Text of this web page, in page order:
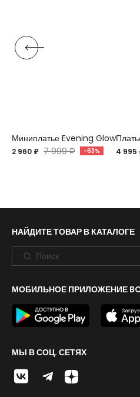
Миниплатье Evening Glow
2 960 ₽ 7 999 ₽ -63% 4 995
НАЙДИТЕ ТОВАР В КАТАЛОГЕ
МОБИЛЬНОЕ ПРИЛОЖЕНИЕ
МЫ В СОЦ. СЕТЯХ